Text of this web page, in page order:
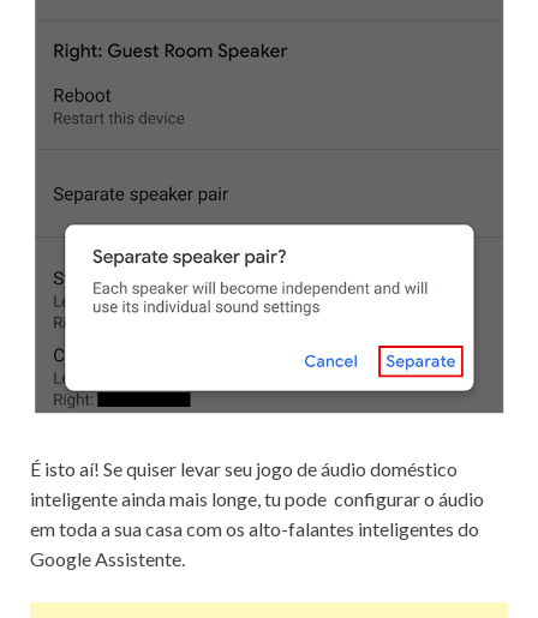
É isto aí! Se quiser levar seu jogo de áudio doméstico
inteligente ainda mais longe, tu pode configurar o áudio
em toda a sua casa com os alto-falantes inteligentes do
Google Assistente.